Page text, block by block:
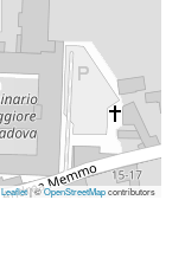
Leaflet| ©OpenStreetMapcontributors